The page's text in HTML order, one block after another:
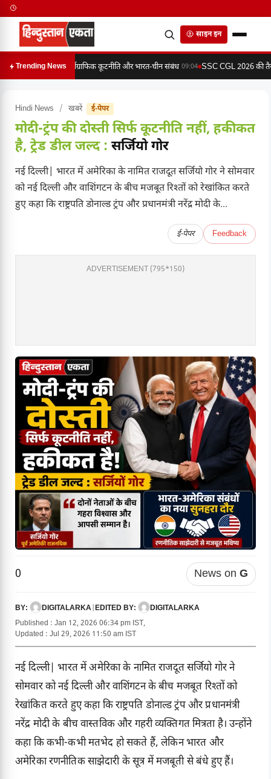
साइन इन
Trending Newsकार्टोग्राफिक कूटनीति और भारत-चीन संबंध 09:04 SSC CGL 2026 की
Hindi News / खबरें ई-पेपर
मोदी-ट्रंप की दोस्ती सिर्फ कूटनीति नहीं, हकीकत
है, ट्रेड डील जल्द : सर्जियो गोर
नई दिल्ली| भारत में अमेरिका के नामित राजदूत सर्जियो गोर ने सोमवार
को नई दिल्ली और वाशिंगटन के बीच मजबूत रिश्तों को रेखांकित करते
हुए कहा कि राष्ट्रपति डोनाल्ड ट्रंप और प्रधानमंत्री नरेंद्र मोदी के...
ई-पेपर Feedback
ADVERTISEMENT (795*150)
0 News on G
BY: DIGITALARKA EDITED BY:
DIGITALARKA
Published : Jan 12, 2026 06:34 pm IST,
Updated : Jul 29, 2026 11:50 am IST
नई दिल्ली| भारत में अमेरिका के नामित राजदूत सर्जियो गोर ने
सोमवार को नई दिल्ली और वाशिंगटन के बीच मजबूत रिश्तों को
रेखांकित करते हुए कहा कि राष्ट्रपति डोनाल्ड ट्रंप और प्रधानमंत्री
नरेंद्र मोदी के बीच वास्तविक और गहरी व्यक्तिगत मित्रता है। उन्होंने
कहा कि कभी-कभी मतभेद हो सकते हैं, लेकिन भारत और
अमेरिका रणनीतिक साझेदारी के सूत्र में मजबूती से बंधे हुए हैं।